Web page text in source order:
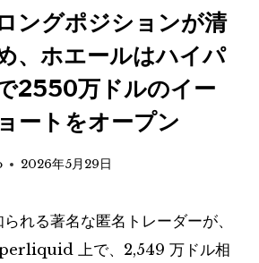
ングポジションが清
、ホエールはハイパ
2550万ドルのイー
ートをオープン
2026年5月29日
れる著名な匿名トレーダーが、
上で、2,549 万ドル相